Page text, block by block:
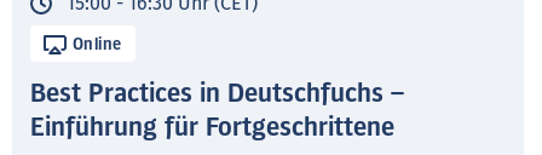
Online
Best Practices in Deutschfuchs –
Einführung für Fortgeschrittene